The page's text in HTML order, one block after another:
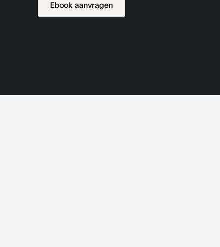
Ebook aanvragen